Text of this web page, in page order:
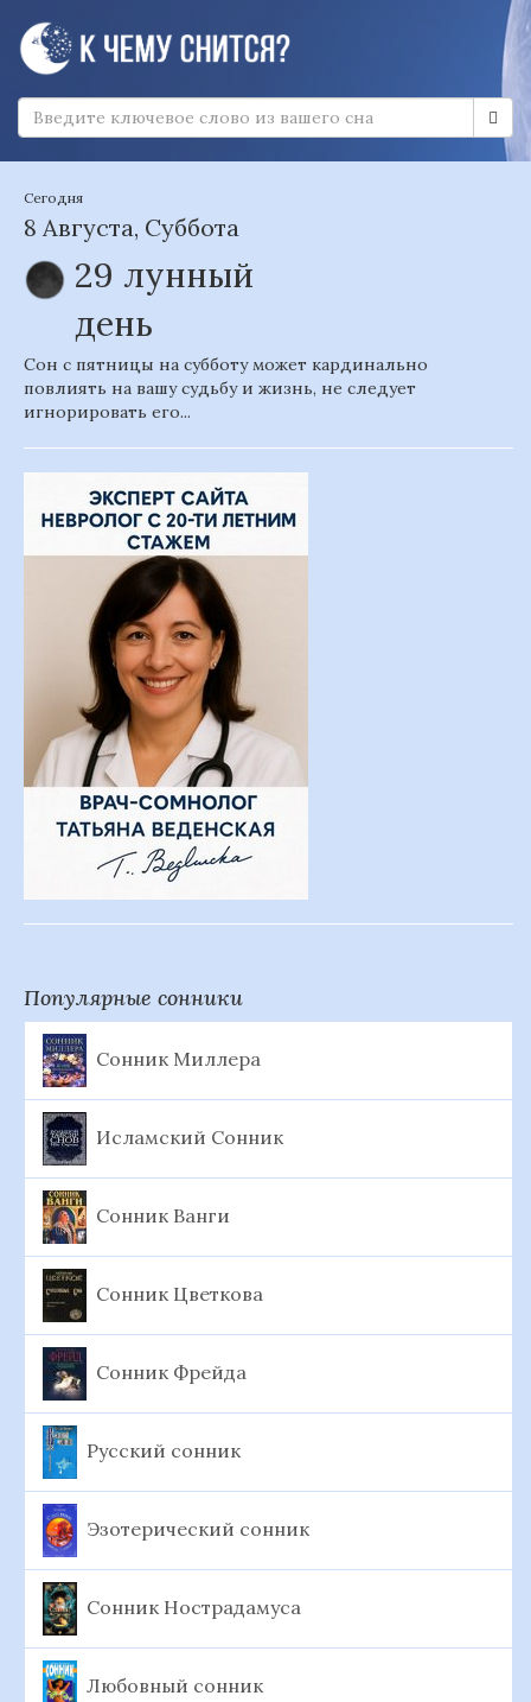
Сегодня
8 Августа, Суббота
29 лунный
день
Сон с пятницы на субботу может кардинально
повлиять на вашу судьбу и жизнь, не следует
игнорировать его...
Популярные сонники
Сонник Миллера
Исламский Сонник
Сонник Ванги
Сонник Цветкова
Сонник Фрейда
Русский сонник
Эзотерический сонник
Сонник Нострадамуса
Любовный сонник